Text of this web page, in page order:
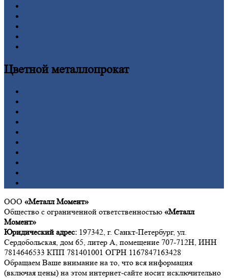
Цветнойметаллопрокат
ООО «Металл Момент»
Общество с ограниченной ответственностью «Металл
Момент»
Юридический адрес: 197342, г. Санкт-Петербург, ул.
Сердобольская, дом 65, литер А, помещение 707-712Н, ИНН
7814646533 КПП 781401001 ОГРН 1167847163428
Обращаем Ваше внимание на то, что вся информация
(включая цены) на этом интернет-сайте носит исключительно